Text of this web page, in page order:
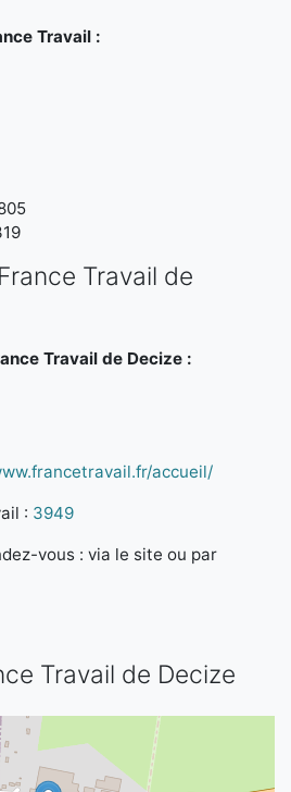
Travail :
Travail de
Travail de Decize :
accueil/
: 3949
vous : via le site ou par
Travail de Decize